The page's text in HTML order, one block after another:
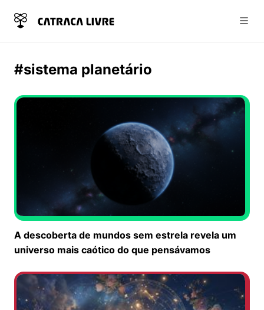
#sistema planetário
A descoberta de mundos sem estrela revela um
universo mais caótico do que pensávamos